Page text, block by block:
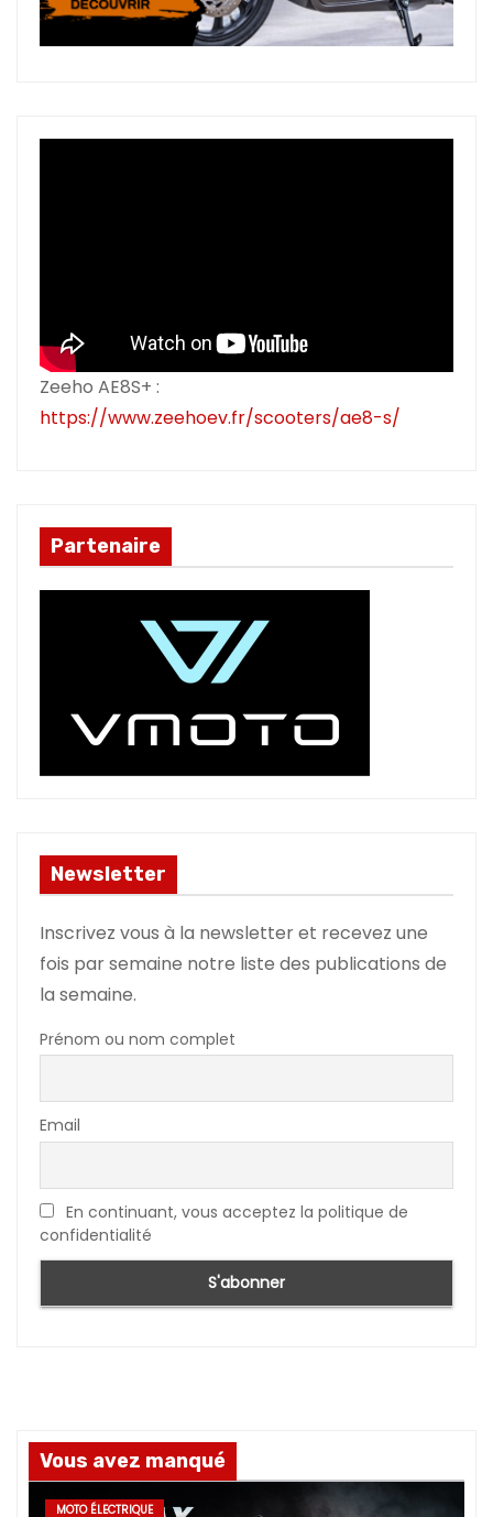
Zeeho AE8S+ :
https://www.zeehoev.fr/scooters/ae8-s/
Partenaire
Newsletter
Inscrivez vous à la newsletter et recevez une
fois par semaine notre liste des publications de
la semaine.
Prénom ou nom complet
Email
En continuant, vous acceptez la politique de
confidentialité
Vous avez manqué
MOTO ÉLECTRIQUE